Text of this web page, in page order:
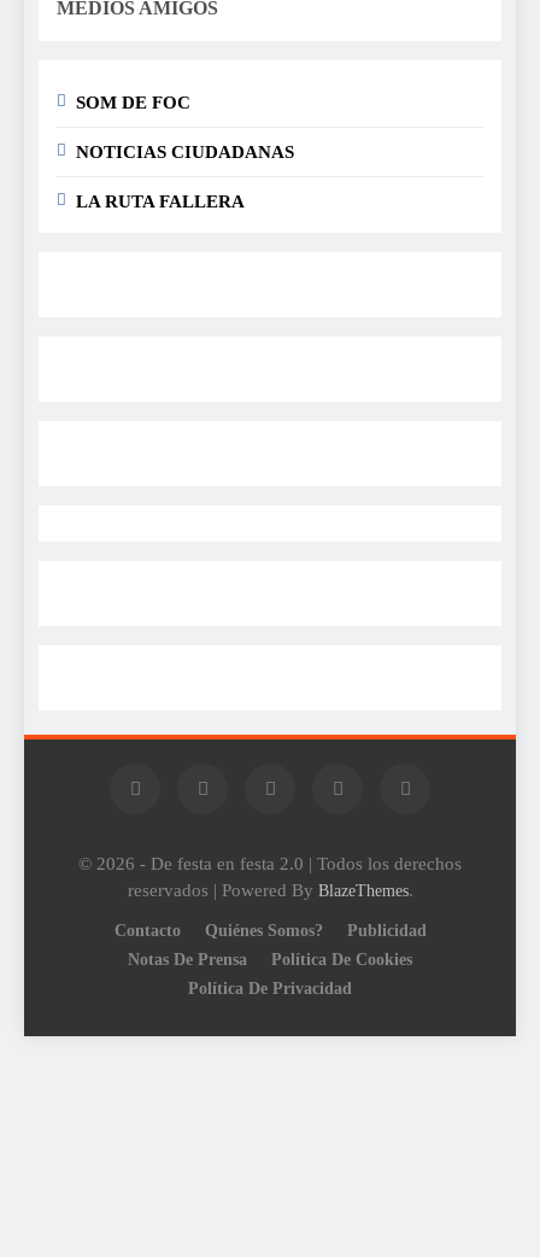
MEDIOS AMIGOS
SOM DE FOC
NOTICIAS CIUDADANAS
LA RUTA FALLERA
© 2026 - De festa en festa 2.0 | Todos los derechos
reservados | Powered By BlazeThemes.
Contacto Quiénes Somos?
Publicidad
Notas De Prensa
Política De Cookies
Política De Privacidad